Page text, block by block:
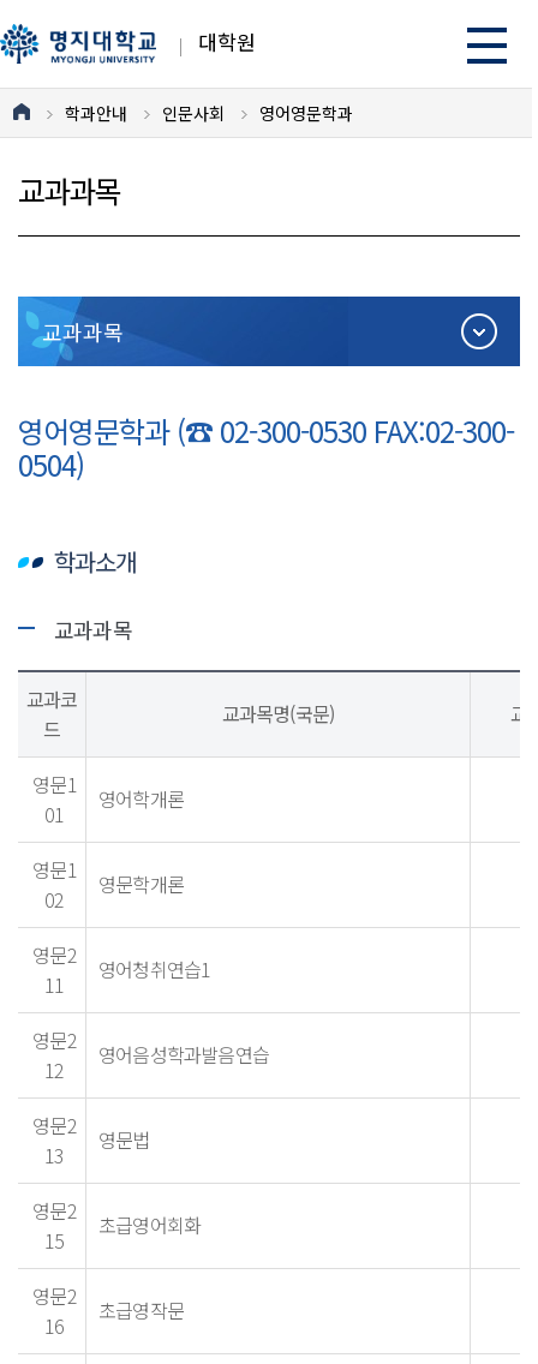
대학원
학과안내 인문사회 영어영문학과
교과과목
교과과목
영어영문학과 (☎ 02-300-0530 FAX:02-300-
0504)
학과소개
교과과목
교과코
드
교과목명(국문) 교
영문1
01
영어학개론
영문1
02
영문학개론
영문2
11
영어청취연습1
영문2
12
영어음성학과발음연습
영문2
13
영문법
영문2
15
초급영어회화
영문2
16
초급영작문